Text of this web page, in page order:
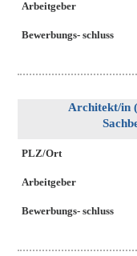
Arbeitgeber
Bewerbungs- schluss
Architekt/in
PLZ/Ort
Arbeitgeber
Bewerbungs- schluss